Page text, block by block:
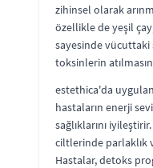
zihinsel olarak
özellikle de yeşil
sayesinde vücuttaki
toksinlerin
estethica'da
hastaların enerji
sağlıklarını
ciltlerinde parlaklık
Hastalar, detoks